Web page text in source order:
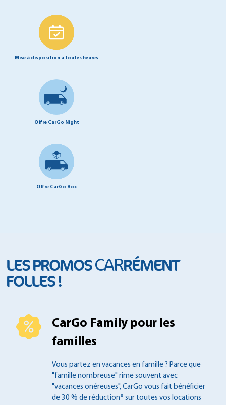
Mise à disposition à toutes heures
Offre CarGo Night
Offre CarGo Box
LES PROMOSCARRÉMENT
FOLLES !
CarGo Family pour les
familles
Vous partez en vacances en famille ? Parce que
"famille nombreuse" rime souvent avec
"vacances onéreuses", CarGo vous fait bénéficier
de 30 % de réduction* sur toutes vos locations